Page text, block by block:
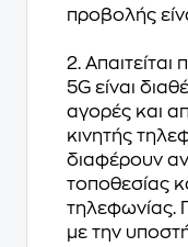
προβολής
2.
5G είναι
αγορές και
κινητής
διαφέρουν
τοποθεσίας
τηλεφωνίας.
με την